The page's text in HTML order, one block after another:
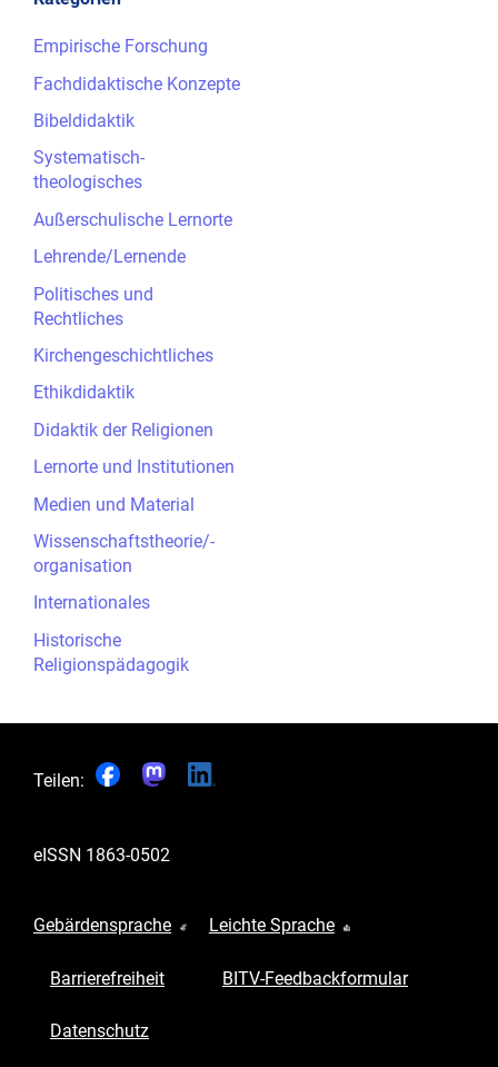
Empirische Forschung
Fachdidaktische Konzepte
Bibeldidaktik
Systematisch-
theologisches
Außerschulische Lernorte
Lehrende/Lernende
Politisches und
Rechtliches
Kirchengeschichtliches
Ethikdidaktik
Didaktik der Religionen
Lernorte und Institutionen
Medien und Material
Wissenschaftstheorie/-
organisation
Internationales
Historische
Religionspädagogik
Teilen:
eISSN 1863-0502
Gebärdensprache Leichte Sprache
Barrierefreiheit BITV-Feedbackformular
Datenschutz